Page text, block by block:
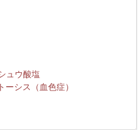
ュウ酸塩
シス（血色症）